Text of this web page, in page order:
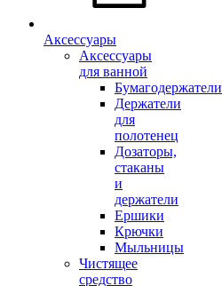
Аксессуары
Аксессуары
для ванной
Бумагодержатели
Держатели
для
полотенец
Дозаторы,
стаканы
и
держатели
Ершики
Крючки
Мыльницы
Чистящее
средство